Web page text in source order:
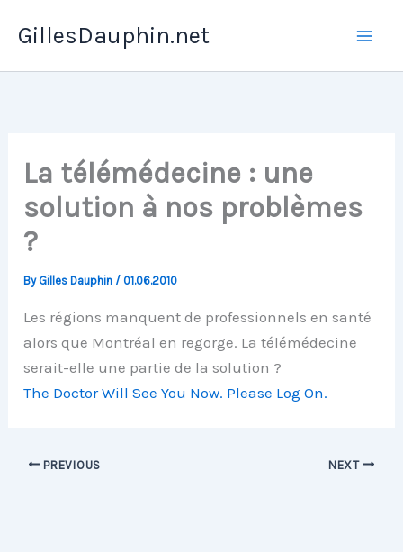
GillesDauphin.net
La télémédecine : une
solution à nos problèmes
?
By Gilles Dauphin / 01.06.2010
Les régions manquent de professionnels en santé
alors que Montréal en regorge. La télémédecine
serait-elle une partie de la solution ?
The Doctor Will See You Now. Please Log On.
PREVIOUS NEXT